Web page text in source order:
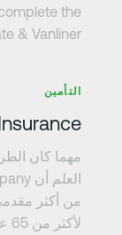
to complete the
& Vanliner.
التأمين
Insurance
مهما كان الطريق
من أكثر مقدمي
لأكثر